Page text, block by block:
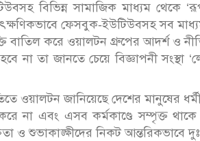
বিভিন্ন সামাজিক মাধ্যম থেকে
ফেসবুক-ইউটিউবসহ সব
বাতিল করে ওয়ালটন গ্রুপের আদর্শ ও
না তা জানতে চেয়ে বিজ্ঞাপনী সংস্থা
ওয়ালটন জানিয়েছে দেশের
না এবং এসব কর্মকাণ্ডে সম্পৃক্ত
ও শুভাকাঙ্ক্ষীদের নিকট আন্তরিকভাবে